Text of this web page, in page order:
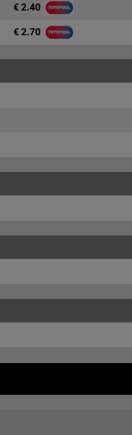
€ 2.40
€ 2.70